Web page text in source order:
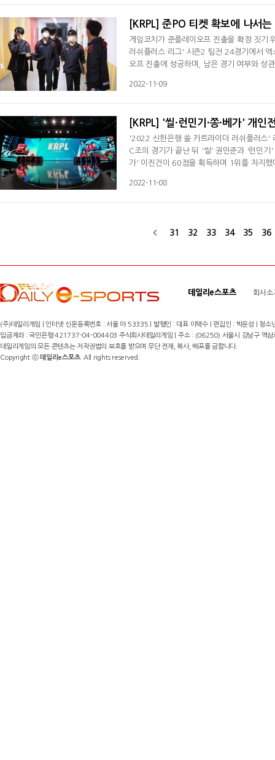
[KRPL] 준PO 티켓 확보에 나서
게임코치가 준플레이오프 진출을 확정 짓
러쉬플러스 리그' 시즌2 팀전 24경기에서
오프 진출에 성공하며, 남은 경기 여부와 상
좋은 흐름을 이어가고 있다. 너트마이트는
2022-11-09
[KRPL] '씰·런민기·쫑·베가' 개인
'2022 신한은행 쏠 카트라이더 러쉬플러스'
C조의 경기가 끝난 뒤 '씰' 권민준과 '런민
가' 이진건이 60점을 획득하며 1위를 차지
5위를 오가며 45점에 만족해야 했다. '리미
2022-11-08
31 32 33 34 35 36
데일리e스포츠 회사소
(주)데일리게임 | 인터넷 신문등록번호 : 서울 아 53335 | 발행인 : 대표 이택수 | 편집인 : 박운성 |
입금계좌 : 국민은행 421737-04-004403 주식회사데일리게임 | 주소 : (06250) 서울시 강남구
데일리게임의 모든 콘텐츠는 저작권법의 보호를 받으며 무단 전재, 복사, 배포를 금합니다.
Copyright ⓒ데일리e스포츠. All rights reserved.